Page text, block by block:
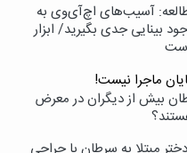
آسیب‌های اچ‌آی‌وی به
بینایی جدی بگیرید/ ابزار
ماجرا نیست!
بیش از دیگران در معرض